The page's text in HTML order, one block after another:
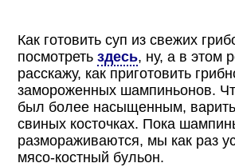
Как готовить суп из свежих
посмотретьздесь, ну, а в этом
расскажу, как приготовить
замороженных шампиньонов.
был более насыщенным, варить
свиных косточках. Пока
размораживаются, мы как раз
мясо-костный бульон.